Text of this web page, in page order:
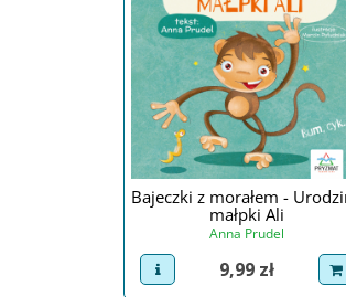
Bajeczki z morałem -
małpki Ali
Anna Prudel
view product
Cena
9,99 zł